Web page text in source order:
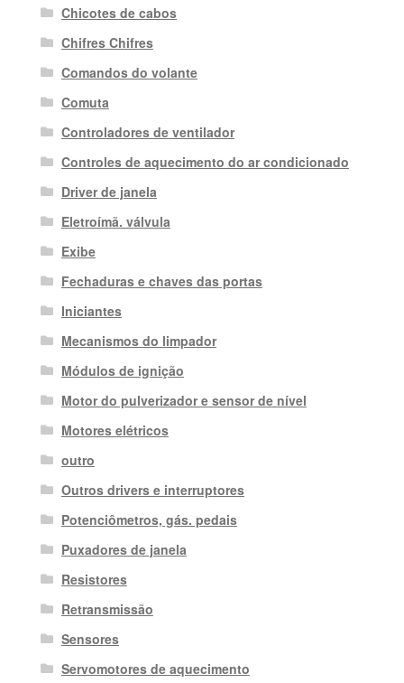
Chicotes de cabos
Chifres Chifres
Comandos do volante
Comuta
Controladores de ventilador
Controles de aquecimento do ar condicionado
Driver de janela
Eletroímã. válvula
Exibe
Fechaduras e chaves das portas
Iniciantes
Mecanismos do limpador
Módulos de ignição
Motor do pulverizador e sensor de nível
Motores elétricos
outro
Outros drivers e interruptores
Potenciômetros, gás. pedais
Puxadores de janela
Resistores
Retransmissão
Sensores
Servomotores de aquecimento